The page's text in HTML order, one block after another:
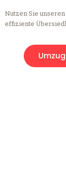
Nutzen Sie
effiziente